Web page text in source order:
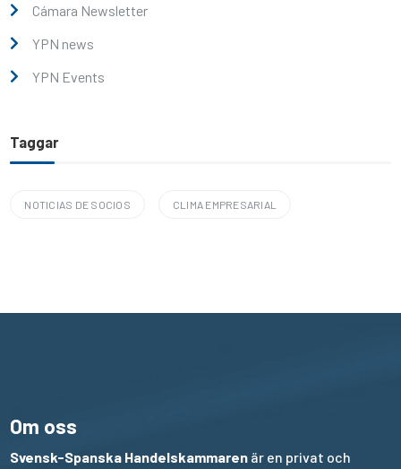
Cámara Newsletter
YPN news
YPN Events
Taggar
NOTICIAS DE SOCIOS CLIMA EMPRESARIAL
Om oss
Svensk-Spanska Handelskammaren är en privat och